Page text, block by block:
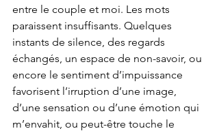
entre le couple et moi. Les mots
paraissent insuffisants. Quelques
instants de silence, des regards
échangés, un espace de non-savoir, ou
encore le sentiment d’impuissance
favorisent l’irruption d’une image,
d’une sensation ou d’une émotion qui
m’envahit, ou peut-être touche le